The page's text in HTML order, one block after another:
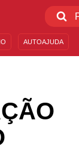
AUTOAJUDA